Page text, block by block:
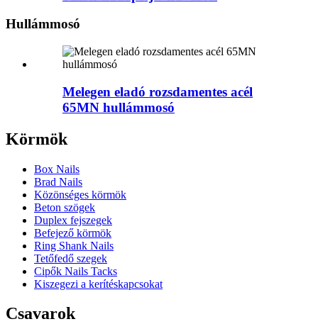
Hullámmosó
Melegen eladó rozsdamentes acél
65MN hullámmosó
Körmök
Box Nails
Brad Nails
Közönséges körmök
Beton szögek
Duplex fejszegek
Befejező körmök
Ring Shank Nails
Tetőfedő szegek
Cipők Nails Tacks
Kiszegezi a kerítéskapcsokat
Csavarok